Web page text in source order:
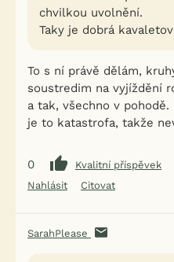
chvilkou uvolnění.
Taky je dobrá
To s ní právě dělám,
soustredim na vyjíždění
a tak, všechno v
je to katastrofa, takže
0
Kvalitní příspěvek
Nahlásit
Citovat
SarahPlease
Více informací o souhlasu
najdetezde.
PŘIHLÁSIT SE K
NE,